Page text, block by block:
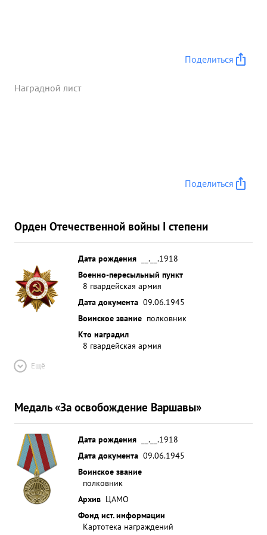
Поделиться
Наградной лист
Поделиться
Орден Отечественной войны I степени
Дата рождения
__.__.1918
Военно-пересыльный пункт
8 гвардейская армия
Дата документа 09.06.1945
Воинское звание полковник
Кто наградил
8 гвардейская армия
Ещё
Медаль «За освобождение Варшавы»
Дата рождения
__.__.1918
Дата документа 09.06.1945
Воинское звание
полковник
Архив ЦАМО
Фонд ист. информации
Картотека награждений